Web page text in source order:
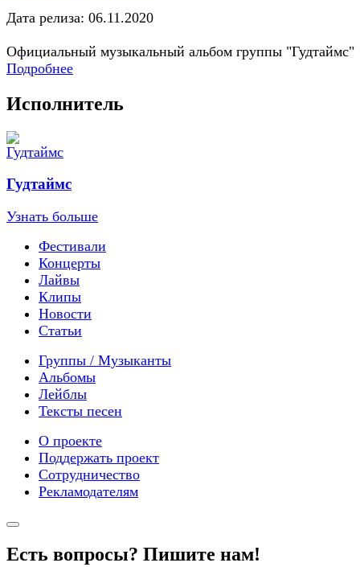
Дата релиза: 06.11.2020
Официальный музыкальный альбом группы "Гудтаймс"
Подробнее
Исполнитель
Гудтаймс
Узнать больше
Фестивали
Концерты
Лайвы
Клипы
Новости
Статьи
Группы / Музыканты
Альбомы
Лейблы
Тексты песен
О проекте
Поддержать проект
Сотрудничество
Рекламодателям
Есть вопросы? Пишите нам!